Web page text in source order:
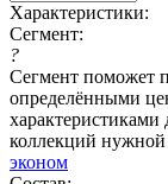
Характеристики:
Сегмент:
?
Сегмент поможет
определёнными
коллекций нужной
эконом